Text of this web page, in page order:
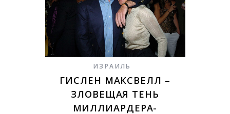
ИЗРАИЛЬ
ГИСЛЕН МАКСВЕЛЛ –
ЗЛОВЕЩАЯ ТЕНЬ
МИЛЛИАРДЕРА-